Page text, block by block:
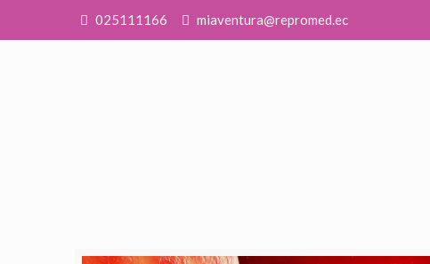
025111166 miaventura@repromed.ec